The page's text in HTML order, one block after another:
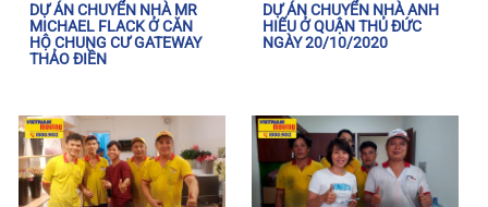
DỰ ÁN CHUYỂN NHÀ MR
MICHAEL FLACK Ở CĂN
HỘ CHUNG CƯ GATEWAY
THẢO ĐIỀN
DỰ ÁN CHUYỂN NHÀ ANH
HIẾU Ở QUẬN THỦ ĐỨC
NGÀY 20/10/2020